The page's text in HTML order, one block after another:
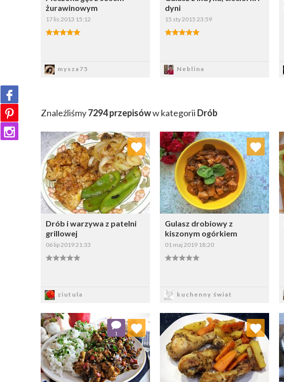
Zdjęcie: Fotolia
żurawinowym
17 lis 2013 15:12
mysza75
dyni
15 sty 2015 23:59
Neblina
Znaleźliśmy7294 przepisóww kategorii Drób
Drób i warzywa z patelni
grillowej
06 lip 2019 21:33
ziutula
Dodaj do ulubionych
Wybierz listę:
Gulasz drobiowy z
kiszonym ogórkiem
01 maj 2019 18:20
kuchenny świat
Dodaj do ulubionych
Wybierz listę:
1
Dodaj do ulubionych
Wybierz listę:
Dodaj do ulubionych
Wybierz listę: